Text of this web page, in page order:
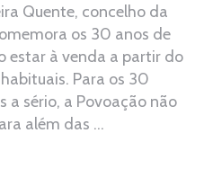
Quente, concelho da
os 30 anos de
estar à venda a partir do
Para os 30
a sério, a Povoação não
além das …